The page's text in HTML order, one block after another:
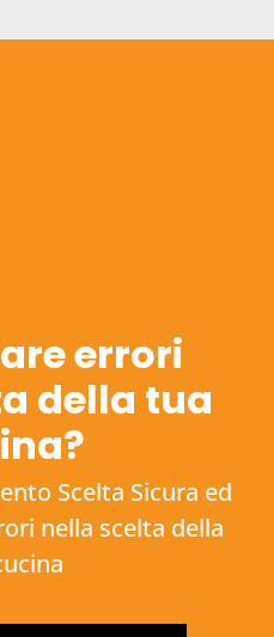
errori
della tua
Scelta Sicura ed
nella scelta della